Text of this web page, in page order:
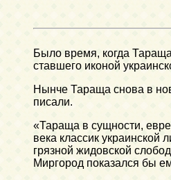
Было время, когда
ставшего иконой
Нынче Тараща снова в
писали.
«Тараща в сущности,
века классик
грязной жидовской
Миргород показался бы